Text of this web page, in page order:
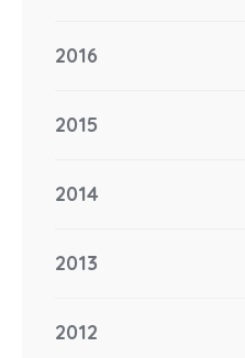
2016
2015
2014
2013
2012